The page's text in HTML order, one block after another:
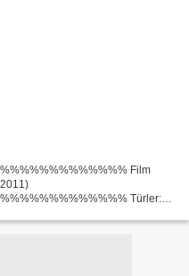
Film
Türler:
Devletleri,...